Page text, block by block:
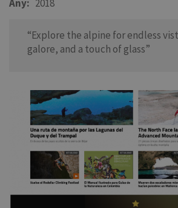
Any 2018
“Explore the alpine for endless
galore, and a touch of glass”